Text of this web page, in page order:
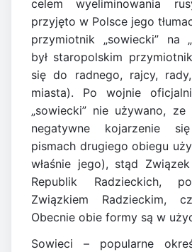
celem wyeliminowania
przyjęto w Polsce jego
przymiotnik „sowiecki” na
był staropolskim
się do radnego, rajcy,
miasta). Po wojnie
„sowiecki” nie używano,
negatywne kojarzenie
pismach drugiego obiegu
właśnie jego), stąd
Republik Radzieckich,
Związkiem Radzieckim,
Obecnie obie formy są w
Sowieci – popularne